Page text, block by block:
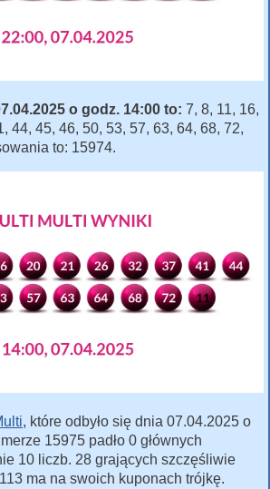
o godz. 14:00 to: 7, 8, 11, 16,
44, 45, 46, 50, 53, 57, 63, 64, 68, 72,
to: 15974.
, które odbyło się dnia 07.04.2025 o
15975 padło 0 głównych
10 liczb. 28 grających szczęśliwie
ma na swoich kuponach trójkę.